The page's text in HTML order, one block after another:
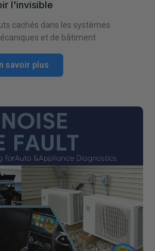
l'invisible
cachés dans les systèmes
et de bâtiment
savoir plus